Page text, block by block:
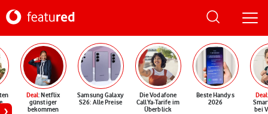
Deal: Netflix
günstiger
bekommen
Samsung Galaxy
S26: Alle Preise
Die Vodafone
CallYa-Tarife im
Überblick
Beste Handys
2026
Deal
bei